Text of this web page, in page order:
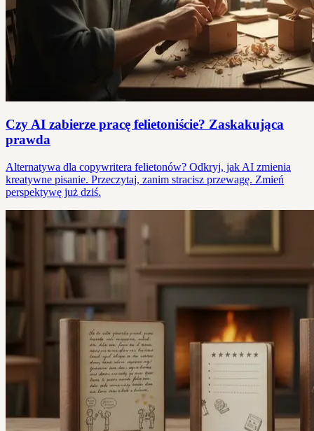
Czy AI zabierze pracę felietoniście? Zaskakująca
prawda
Alternatywa dla copywritera felietonów? Odkryj, jak AI zmienia
kreatywne pisanie. Przeczytaj, zanim stracisz przewagę. Zmień
perspektywę już dziś.